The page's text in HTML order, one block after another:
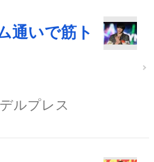
通いで筋ト
ルプレス